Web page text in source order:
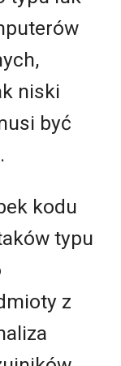
niski
być
kodu
typu
z